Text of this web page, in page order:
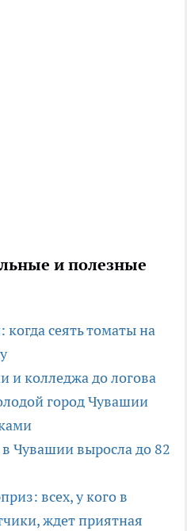
и полезные
сеять томаты на
и колледжа до логова
город Чувашии
Чувашии выросла до 82
всех, у кого в
ждет приятная